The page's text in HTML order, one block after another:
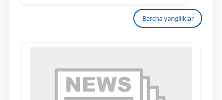
Barcha yangiliklar